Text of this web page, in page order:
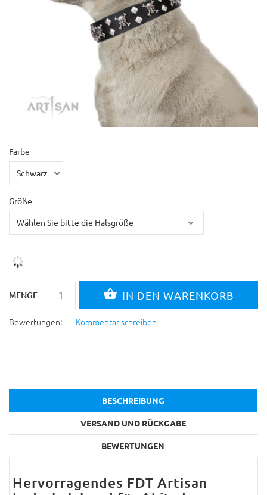
Farbe
Größe
MENGE:
Bewertungen: Kommentar schreiben
BESCHREIBUNG
VERSAND UND RÜCKGABE
BEWERTUNGEN
Hervorragendes FDT Artisan